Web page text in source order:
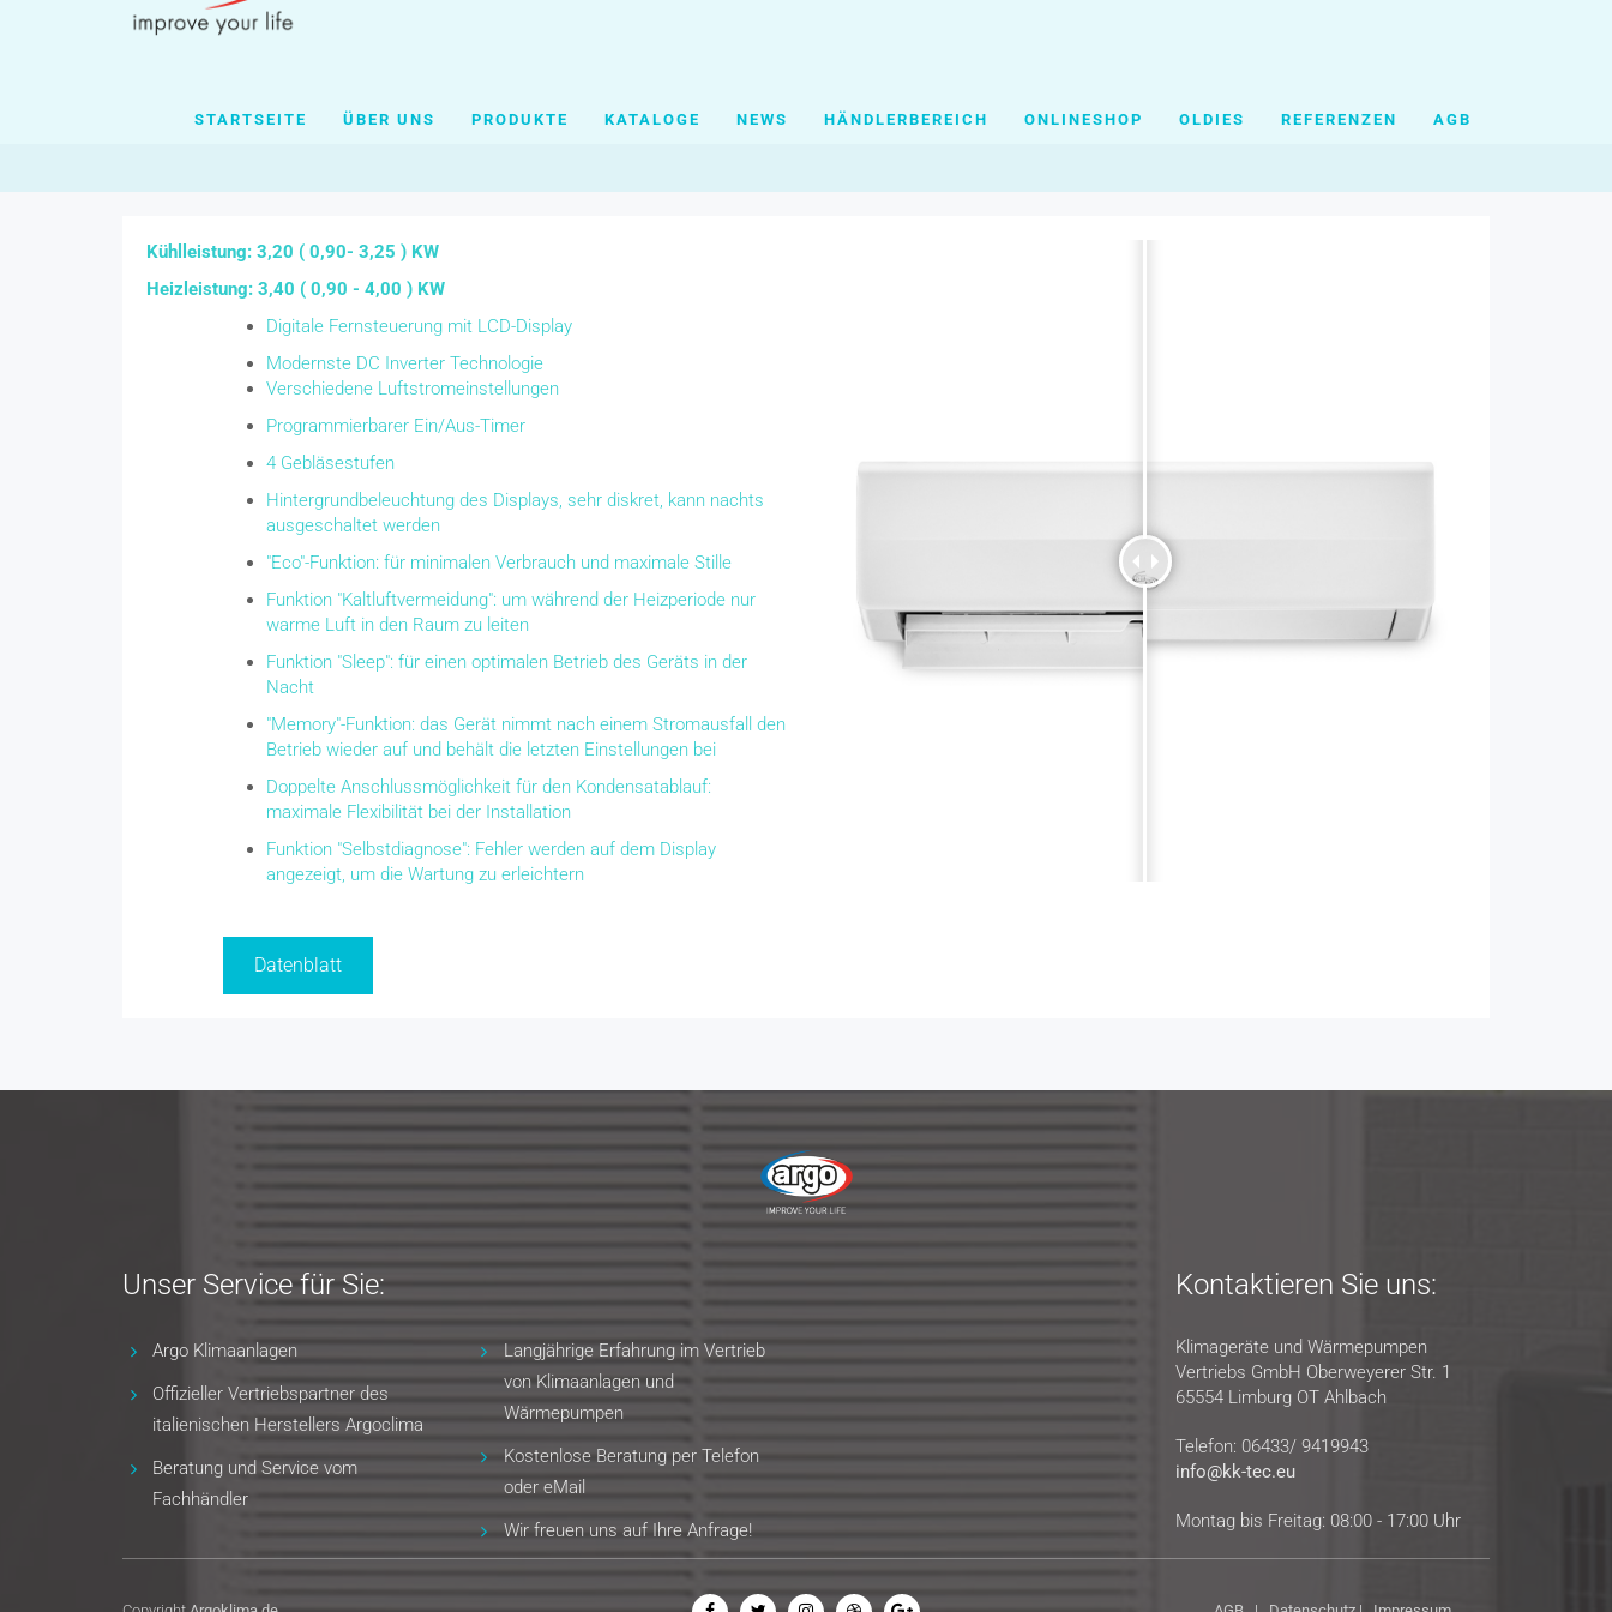
STARTSEITE ÜBER UNS PRODUKTE KATALOGE NEWS HÄNDLERBEREICH ONLINESHOP OLDIES REFERENZEN AGB
Kühlleistung: 3,20 ( 0,90- 3,25 ) KW
Heizleistung: 3,40 ( 0,90 - 4,00 ) KW
Digitale Fernsteuerung mit LCD-Display
Modernste DC Inverter Technologie
Verschiedene Luftstromeinstellungen
Programmierbarer Ein/Aus-Timer
4 Gebläsestufen
Hintergrundbeleuchtung des Displays, sehr diskret, kann nachts
ausgeschaltet werden
"Eco"-Funktion: für minimalen Verbrauch und maximale Stille
Funktion "Kaltluftvermeidung": um während der Heizperiode nur
warme Luft in den Raum zu leiten
Funktion "Sleep": für einen optimalen Betrieb des Geräts in der
Nacht
"Memory"-Funktion: das Gerät nimmt nach einem Stromausfall den
Betrieb wieder auf und behält die letzten Einstellungen bei
Doppelte Anschlussmöglichkeit für den Kondensatablauf:
maximale Flexibilität bei der Installation
Funktion "Selbstdiagnose": Fehler werden auf dem Display
angezeigt, um die Wartung zu erleichtern
Datenblatt
Unser Service für Sie:
Argo Klimaanlagen
Offizieller Vertriebspartner des
italienischen Herstellers Argoclima
Beratung und Service vom
Fachhändler
Langjährige Erfahrung im Vertrieb
von Klimaanlagen und
Wärmepumpen
Kostenlose Beratung per Telefon
oder eMail
Wir freuen uns auf Ihre Anfrage!
Kontaktieren Sie uns:
Klimageräte und Wärmepumpen
Vertriebs GmbH Oberweyerer Str. 1
65554 Limburg OT Ahlbach
Telefon: 06433/ 9419943
info@kk-tec.eu
Montag bis Freitag: 08:00 - 17:00 Uhr